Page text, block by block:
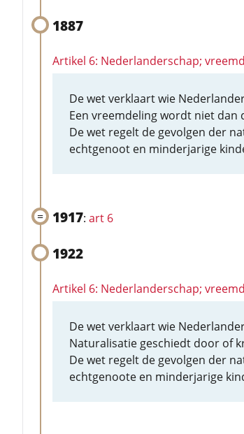
1887
Artikel 6: Nederlanderschap;
De wet verklaart wie
Een vreemdeling wordt niet
De wet regelt de gevolgen der
echtgenoot en minderjarige
1917: art 6
1922
Artikel 6: Nederlanderschap;
De wet verklaart wie
Naturalisatie geschiedt door of
De wet regelt de gevolgen der
echtgenoote en minderjarige